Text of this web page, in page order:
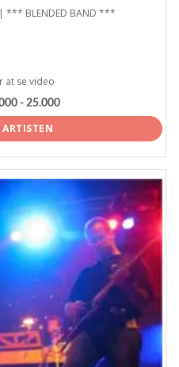
*** BLENDED BAND ***
at se video
- 25.000